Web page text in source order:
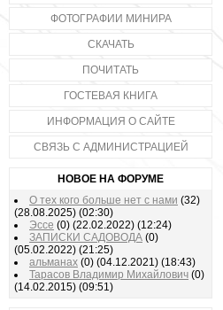
ФОТОГРАФИИ МИНИРА
СКАЧАТЬ
ПОЧИТАТЬ
ГОСТЕВАЯ КНИГА
ИНФОРМАЦИЯ О САЙТЕ
СВЯЗЬ С АДМИНИСТРАЦИЕЙ
НОВОЕ НА ФОРУМЕ
О тех кого больше нет с нами (32)
(28.08.2025) (02:30)
Эссе (0) (22.02.2022) (12:24)
ЗАПИСКИ САДОВОДА (0)
(05.02.2022) (21:25)
альманах (0) (04.12.2021) (18:43)
Тарасов Владимир Михайлович (0)
(14.02.2015) (09:51)